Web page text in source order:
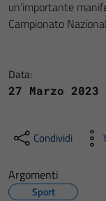
un’importante
Campionato
Data:
27 Marzo 2023
Condividi
Argomenti
Sport